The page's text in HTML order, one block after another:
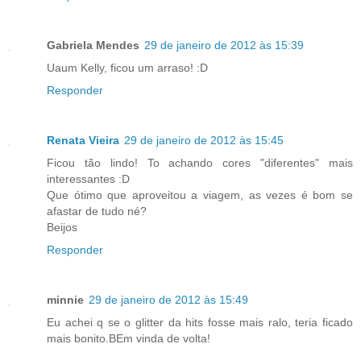
Gabriela Mendes 29 de janeiro de 2012 às 15:39
Uaum Kelly, ficou um arraso! :D
Responder
Renata Vieira 29 de janeiro de 2012 às 15:45
Ficou tão lindo! To achando cores "diferentes" mais
interessantes :D
Que ótimo que aproveitou a viagem, as vezes é bom se
afastar de tudo né?
Beijos
Responder
minnie 29 de janeiro de 2012 às 15:49
Eu achei q se o glitter da hits fosse mais ralo, teria ficado
mais bonito.BEm vinda de volta!